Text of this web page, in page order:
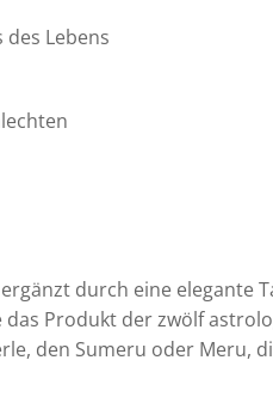
Lebens
durch eine elegante
Produkt der zwölf
den Sumeru oder Meru,